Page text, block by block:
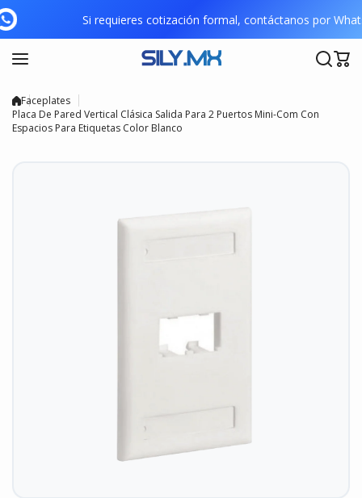
Saltar al contenido
Si requieres cotización formal, contáctanos por
Faceplates
Placa De Pared Vertical Clásica Salida Para 2 Puertos Mini-Com Con
Espacios Para Etiquetas Color Blanco